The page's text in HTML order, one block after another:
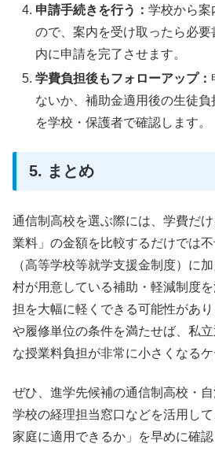
申請手続きを行う：学校から案
ので、案内を受け取ったら必
内に申請を完了させます。
学費負担後もフォローアップ：
ないか、補助金適用後の生徒
を学校・保護者で確認します。
5. まとめ
通信制高校を選ぶ際には、学費だ
業料」の金額を比較するだけでは
（高等学校等就学支援金制度）に
村が用意している補助・軽減制度
担を大幅に軽くできる可能性があ
や履修単位の条件を満たせば、私
な授業料負担が非常に小さくなるケ
ぜひ、進学先候補の通信制高校・
学校の経理担当窓口などを活用し
家庭に適用できるか」を早めに確認